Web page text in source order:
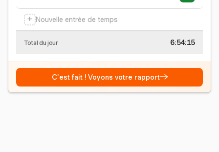
+ Nouvelle entrée de temps
Total du jour 6:54:15
C'est fait ! Voyons votre rapport→